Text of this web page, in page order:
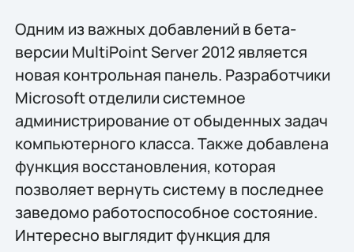
Одним из важных добавлений в бета-
версии MultiPoint Server 2012 является
новая контрольная панель. Разработчики
Microsoft отделили системное
администрирование от обыденных задач
компьютерного класса. Также добавлена
функция восстановления, которая
позволяет вернуть систему в последнее
заведомо работоспособное состояние.
Интересно выглядит функция для